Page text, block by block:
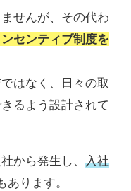
せんが、その代わ
センティブ制度を
はなく、日々の取
るよう設計されて
から発生し、入社
あります。